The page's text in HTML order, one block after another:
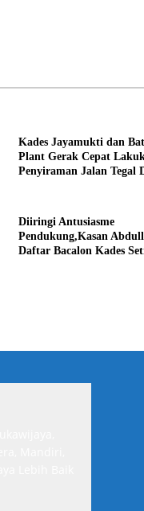
Kades Jayamukti dan
Plant Gerak Cepat
Penyiraman Jalan Tegal
Diiringi Antusiasme
Pendukung,Kasan
Daftar Bacalon Kades